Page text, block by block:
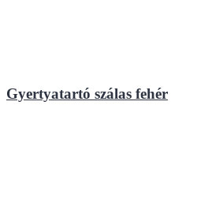
Gyertyatartó szálas fehér